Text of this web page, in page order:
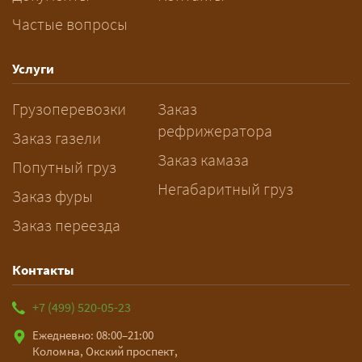
— Заранее: только оформление
рабочих дней. Оставьте заявку
заблаговременно — логист
рассчитает маршрут и запустит
подготовку документов.
Частые вопросы
Услуги
Грузоперевозки
Заказ газели
Попутный груз
Заказ фуры
Заказ переезда
Заказ
рефрижератора
Заказ камаза
Негабаритный груз
Контакты
+7 (499) 520-05-23
Ежедневно: 08:00–21:00
Коломна, Окский проспект,